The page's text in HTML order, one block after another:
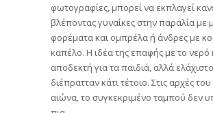
φωτογραφίες, μπορεί να εκπλαγεί
βλέποντας γυναίκες στην παραλία με
φορέματα και ομπρέλα ή άνδρες με
καπέλο. Η ιδέα της επαφής με το νερό
αποδεκτή για τα παιδιά, αλλά
διέπρατταν κάτι τέτοιο. Στις αρχές
αιώνα, το συγκεκριμένο ταμπού δεν